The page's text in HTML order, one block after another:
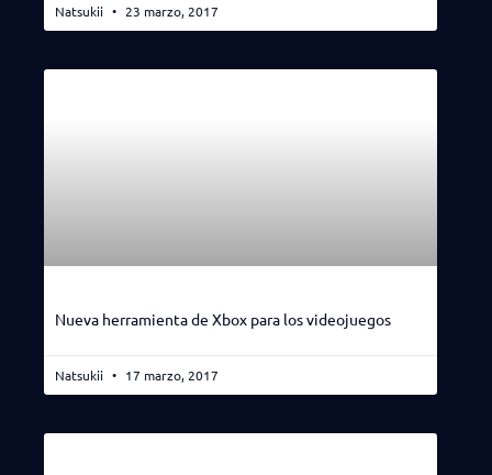
Natsukii 23 marzo, 2017
Nueva herramienta de Xbox para los videojuegos
Natsukii 17 marzo, 2017